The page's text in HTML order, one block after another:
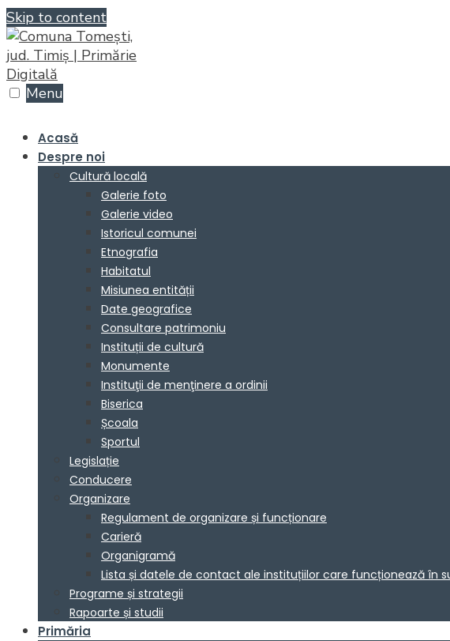
Skip to content
Menu
Acasă
Despre noi
Cultură locală
Galerie foto
Galerie video
Istoricul comunei
Etnografia
Habitatul
Misiunea entității
Date geografice
Consultare patrimoniu
Instituții de cultură
Monumente
Instituţii de menţinere a ordinii
Biserica
Școala
Sportul
Legislație
Conducere
Organizare
Regulament de organizare și funcționare
Carieră
Organigramă
Lista și datele de contact ale instituțiilor care funcționează în
Programe și strategii
Rapoarte și studii
Primăria